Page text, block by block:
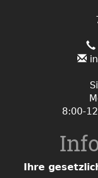
8:00-
Ihre